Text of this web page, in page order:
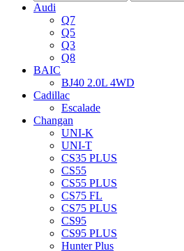
Audi
Q7
Q5
Q3
Q8
BAIC
BJ40 2.0L 4WD
Cadillac
Escalade
Changan
UNI-K
UNI-T
CS35 PLUS
CS55
CS55 PLUS
CS75 FL
CS75 PLUS
CS95
CS95 PLUS
Hunter Plus